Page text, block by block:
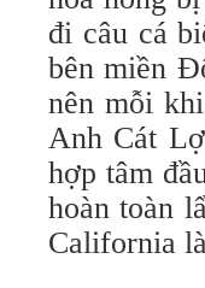
đi câu cá
bên miền
nên mỗi
Anh Cát
hợp tâm
hoàn toàn
California